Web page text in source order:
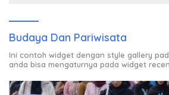
Budaya Dan Pariwisata
Ini contoh widget dengan style gallery
anda bisa mengaturnya pada widget